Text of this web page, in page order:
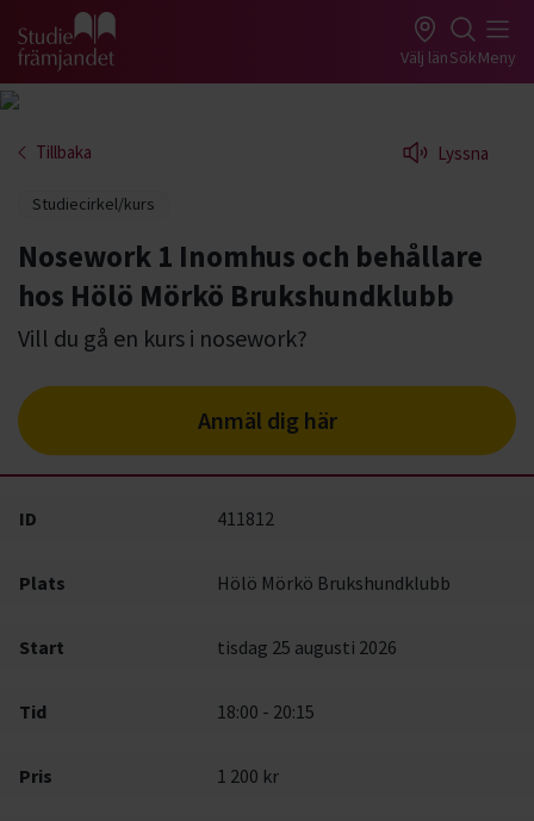
Gå till studiefrämjandets startsida Välj länSökMeny
Tillbaka Lyssna
Studiecirkel/kurs
Nosework 1 Inomhus och behållare
hos Hölö Mörkö Brukshundklubb
Vill du gå en kurs i nosework?
Anmäl dig här
ID 411812
Plats Hölö Mörkö Brukshundklubb
Start tisdag 25 augusti 2026
Tid 18:00 - 20:15
Pris 1 200 kr